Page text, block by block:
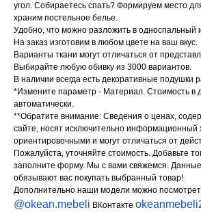
угол. Собираетесь спать? Формируем место
храним постельное белье.
Удобно, что можно разложить в односпальный
На заказ изготовим в любом цвете на ваш вкус.
Варианты ткани могут отличаться от
Выбирайте любую обивку из 3000 вариантов.
В наличии всегда есть декоративные подушки
*Измените параметр - Материал. Стоимость в
автоматически.
**Обратите внимание: Сведения о ценах,
сайте, носят исключительно информационный
ориентировочными и могут отличаться от
Пожалуйста, уточняйте стоимость. Добавьте
заполните форму. Мы с вами свяжемся.
обязывают вас покупать выбранный товар!
Дополнительно наши модели можно
@okean.mebeli ВКонтакте